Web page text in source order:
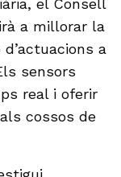
el Consell
a millorar la
a
sensors
real i oferir
cossos de